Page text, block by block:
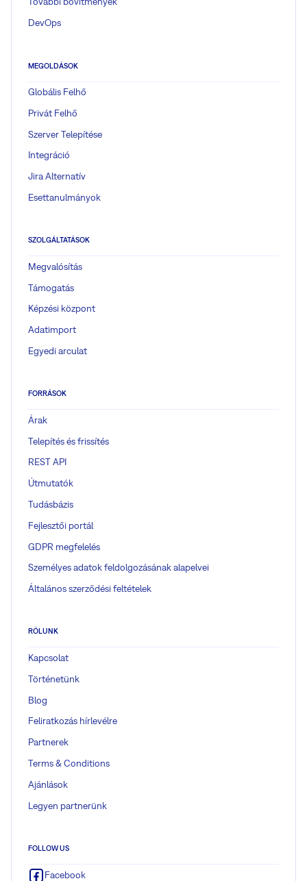
DevOps
MEGOLDÁSOK
Globális Felhő
Privát Felhő
Szerver Telepítése
Integráció
Jira Alternatív
Esettanulmányok
SZOLGÁLTATÁSOK
Megvalósítás
Támogatás
Képzési központ
Adatimport
Egyedi arculat
FORRÁSOK
Árak
Telepítés és frissítés
REST API
Útmutatók
Tudásbázis
Fejlesztői portál
GDPR megfelelés
Személyes adatok feldolgozásának alapelvei
Általános szerződési feltételek
RÓLUNK
Kapcsolat
Történetünk
Blog
Feliratkozás hírlevélre
Partnerek
Terms & Conditions
Ajánlások
Legyen partnerünk
FOLLOW US
Facebook